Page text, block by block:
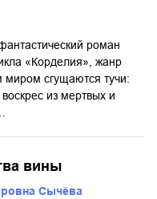
роман
«Корделия», жанр
сгущаются тучи:
из мертвых и
вины
Сычёва